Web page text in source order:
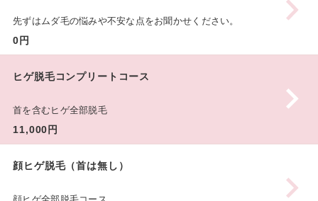
先ずはムダ毛の悩みや不安な点をお聞かせください。
0円
ヒゲ脱毛コンプリートコース
首を含むヒゲ全部脱毛
11,000円
顔ヒゲ脱毛（首は無し）